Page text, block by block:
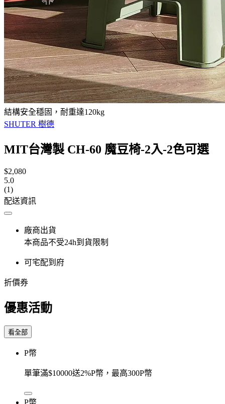
結構安全穩固，耐重達120kg
SHUTER 樹德
MIT台灣製 CH-60 魔豆椅-2入-2色可選
$2,080
5.0
(1)
配送資訊
廠商出貨
本商品不受24h到貨限制
可宅配到府
折價券
優惠活動
看全部
P幣
單筆滿$10000送2%P幣，最高300P幣
P幣